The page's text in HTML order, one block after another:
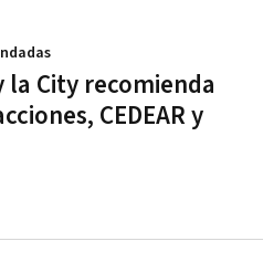
City recomienda
CEDEAR y